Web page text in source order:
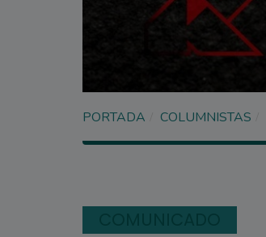
PORTADA COLUMNISTAS